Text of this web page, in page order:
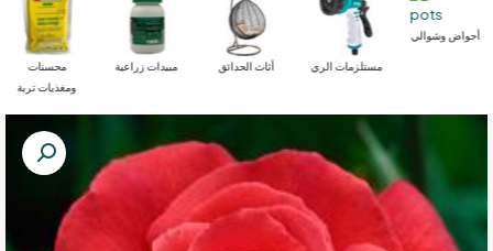
محسنات
ومغذيات تربة
مبيدات زراعية أثاث الحدائق مستلزمات الري
أحواض وشوالي